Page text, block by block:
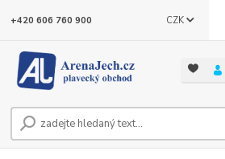
CZK
+420 606 760 900